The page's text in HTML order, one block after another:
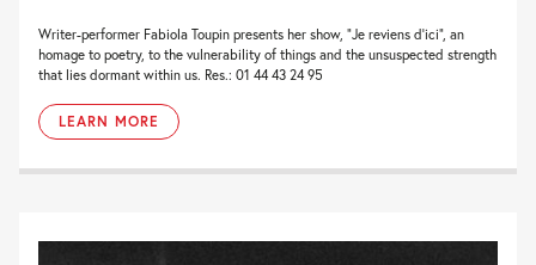
Writer-performer Fabiola Toupin presents her show, “Je reviens d’ici”, an
homage to poetry, to the vulnerability of things and the unsuspected strength
that lies dormant within us. Res.: 01 44 43 24 95
LEARN MORE